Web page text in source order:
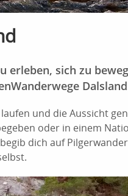
erleben, sich zu
und die Aussicht
oder in einem
dich auf